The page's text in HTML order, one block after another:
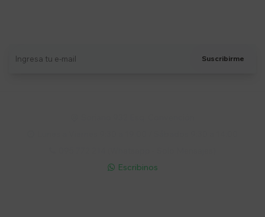
Suscribirme
 Escribinos